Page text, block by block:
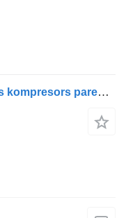
MAN 51.54100-7249 pneimatiskais kompresors paredzēts kravas automašīnas